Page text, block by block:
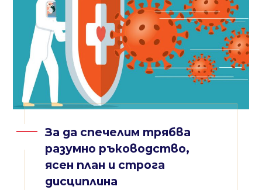
За да спечелим трябва
разумно ръководство,
ясен план и строга
дисциплина